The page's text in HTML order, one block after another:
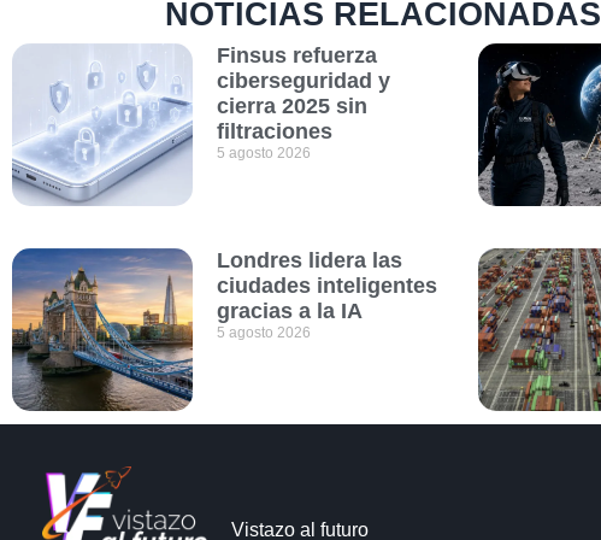
NOTICIAS RELACIONADAS
Finsus refuerza
ciberseguridad y
cierra 2025 sin
filtraciones
5 agosto 2026
Londres lidera las
ciudades inteligentes
gracias a la IA
5 agosto 2026
Vistazo al futuro